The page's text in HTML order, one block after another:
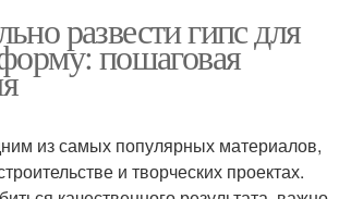
развести гипс для
пошаговая
из самых популярных материалов,
и творческих проектах.